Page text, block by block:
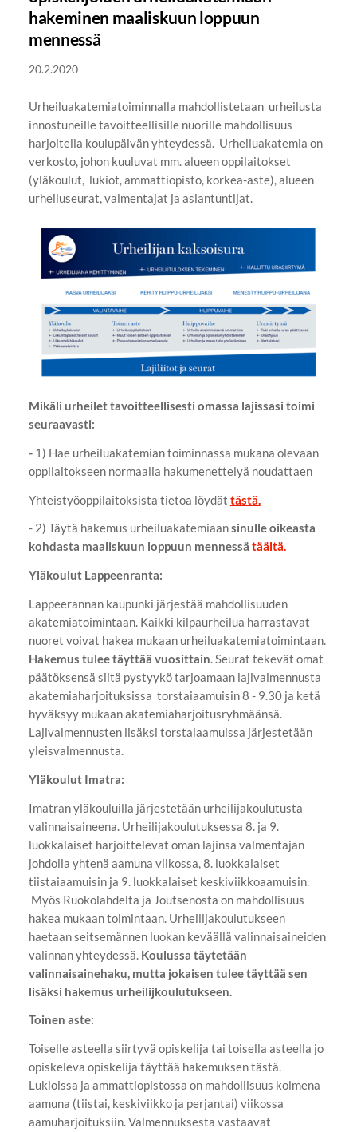
hakeminen maaliskuun loppuun
mennessä
20.2.2020
Urheiluakatemiatoiminnalla mahdollistetaan urheilusta
innostuneille tavoitteellisille nuorille mahdollisuus
harjoitella koulupäivän yhteydessä. Urheiluakatemia on
verkosto, johon kuuluvat mm. alueen oppilaitokset
(yläkoulut, lukiot, ammattiopisto, korkea-aste), alueen
urheiluseurat, valmentajat ja asiantuntijat.
Mikäli urheilet tavoitteellisesti omassa lajissasi toimi
seuraavasti:
- 1) Hae urheiluakatemian toiminnassa mukana olevaan
oppilaitokseen normaalia hakumenettelyä noudattaen
Yhteistyöoppilaitoksista tietoa löydät tästä.
- 2) Täytä hakemus urheiluakatemiaansinulle oikeasta
kohdasta maaliskuun loppuun mennessä täältä.
Yläkoulut Lappeenranta:
Lappeerannan kaupunki järjestää mahdollisuuden
akatemiatoimintaan. Kaikki kilpaurheilua harrastavat
nuoret voivat hakea mukaan urheiluakatemiatoimintaan.
Hakemus tulee täyttää vuosittain. Seurat tekevät omat
päätöksensä siitä pystyykö tarjoamaan lajivalmennusta
akatemiaharjoituksissa torstaiaamuisin 8 - 9.30 ja ketä
hyväksyy mukaan akatemiaharjoitusryhmäänsä.
Lajivalmennusten lisäksi torstaiaamuissa järjestetään
yleisvalmennusta.
Yläkoulut Imatra:
Imatran yläkouluilla järjestetään urheilijakoulutusta
valinnaisaineena. Urheilijakoulutuksessa 8. ja 9.
luokkalaiset harjoittelevat oman lajinsa valmentajan
johdolla yhtenä aamuna viikossa, 8. luokkalaiset
tiistaiaamuisin ja 9. luokkalaiset keskiviikkoaamuisin.
Myös Ruokolahdelta ja Joutsenosta on mahdollisuus
hakea mukaan toimintaan. Urheilijakoulutukseen
haetaan seitsemännen luokan keväällä valinnaisaineiden
valinnan yhteydessä. Koulussa täytetään
valinnaisainehaku, mutta jokaisen tulee täyttää sen
lisäksi hakemus urheilijkoulutukseen.
Toinen aste:
Toiselle asteella siirtyvä opiskelija tai toisella asteella jo
opiskeleva opiskelija täyttää hakemuksen tästä.
Lukioissa ja ammattiopistossa on mahdollisuus kolmena
aamuna (tiistai, keskiviikko ja perjantai) viikossa
aamuharjoituksiin. Valmennuksesta vastaavat